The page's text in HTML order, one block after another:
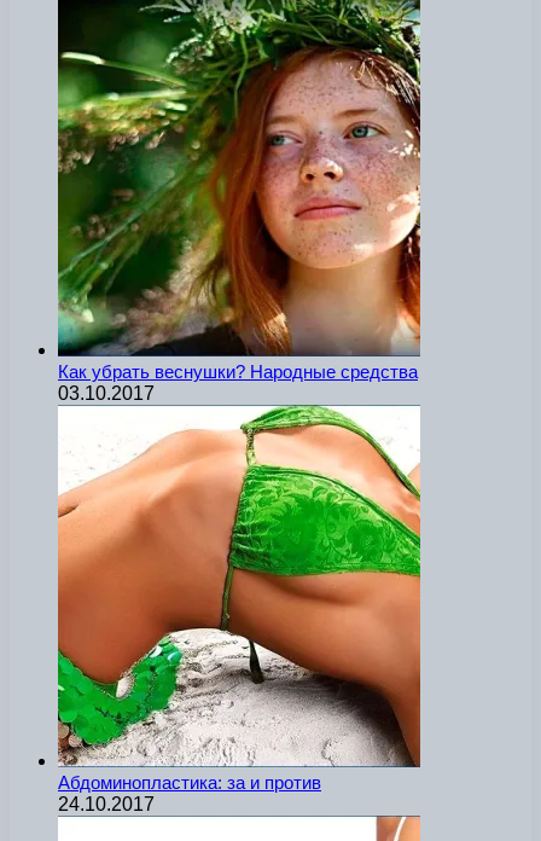
Как убрать веснушки? Народные средства
03.10.2017
Абдоминопластика: за и против
24.10.2017